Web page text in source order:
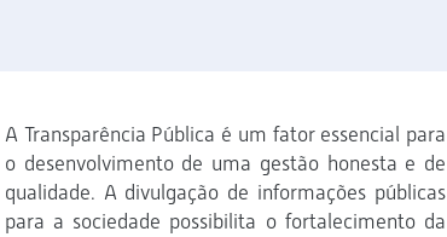
A Transparência Pública é um fator essencial para
o desenvolvimento de uma gestão honesta e de
qualidade. A divulgação de informações públicas
para a sociedade possibilita o fortalecimento da